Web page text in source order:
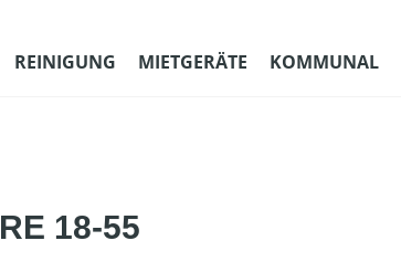
REINIGUNG MIETGERÄTE KOMMUNAL
18-55